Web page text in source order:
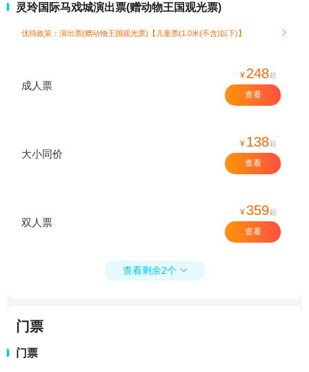
灵玲国际马戏城演出票(赠动物王国观光票)
优待政策：演出票(赠动物王国观光票)【儿童票(1.0米(不含)以下)】 
成人票
¥ 248起
查看
大小同价
¥ 138起
查看
双人票
¥359起
查看
查看剩余2个 
门票
门票